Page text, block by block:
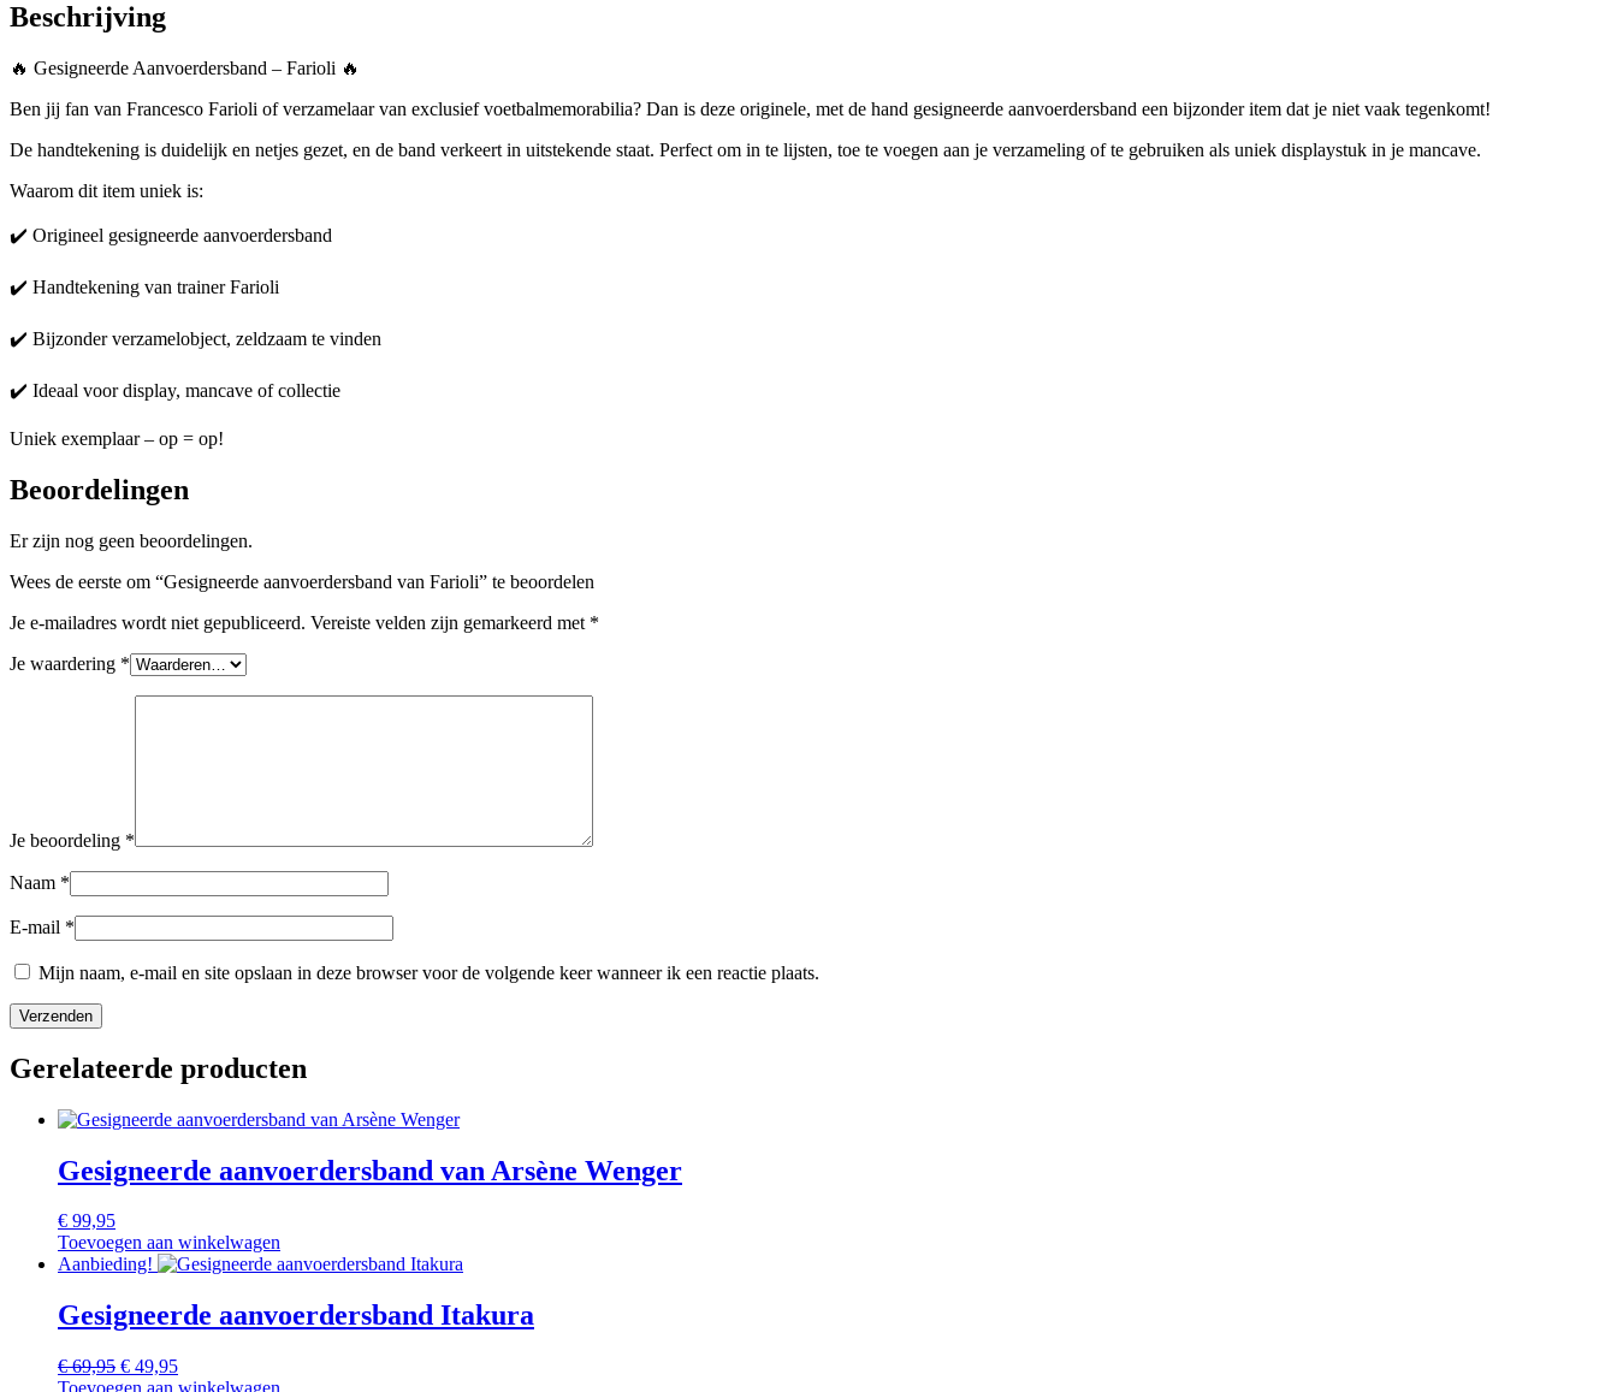
Beschrijving
🔥 Gesigneerde Aanvoerdersband – Farioli 🔥
Ben jij fan van Francesco Farioli of verzamelaar van exclusief voetbalmemorabilia? Dan is deze originele, met de hand gesigneerde aanvoerdersband een bijzonder item dat je niet vaak tegenkomt!
De handtekening is duidelijk en netjes gezet, en de band verkeert in uitstekende staat. Perfect om in te lijsten, toe te voegen aan je verzameling of te gebruiken als uniek displaystuk in je mancave.
Waarom dit item uniek is:
✔️ Origineel gesigneerde aanvoerdersband
✔️ Handtekening van trainer Farioli
✔️ Bijzonder verzamelobject, zeldzaam te vinden
✔️ Ideaal voor display, mancave of collectie
Uniek exemplaar – op = op!
Beoordelingen
Er zijn nog geen beoordelingen.
Wees de eerste om “Gesigneerde aanvoerdersband van Farioli” te beoordelen
Je e-mailadres wordt niet gepubliceerd. Vereiste velden zijn gemarkeerd met *
Je waardering *
Je beoordeling *
Naam *
E-mail *
Mijn naam, e-mail en site opslaan in deze browser voor de volgende keer wanneer ik een reactie plaats.
Gerelateerde producten
Gesigneerde aanvoerdersband van Arsène Wenger
€ 99,95
Toevoegen aan winkelwagen
Aanbieding!
Gesigneerde aanvoerdersband Itakura
€69,95 Oorspronkelijke
prijs
€ 49,95Huidige
prijs